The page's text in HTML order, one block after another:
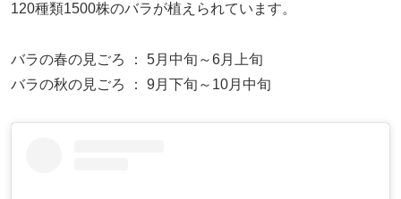
120種類1500株のバラが植えられています。
バラの春の見ごろ ： 5月中旬～6月上旬
バラの秋の見ごろ ： 9月下旬～10月中旬